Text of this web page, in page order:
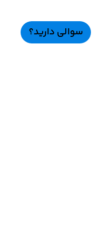
سوالی دارید؟